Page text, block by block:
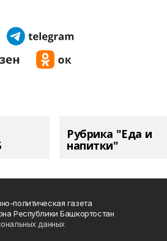
Рубрика "Еда и
напитки"
политическая газета
Республики Башкортостан
данных